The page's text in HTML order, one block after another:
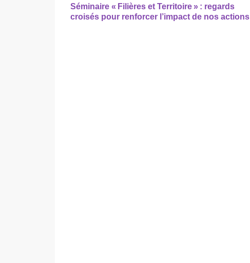
Séminaire « Filières et Territoire » : regards
croisés pour renforcer l’impact de nos actions